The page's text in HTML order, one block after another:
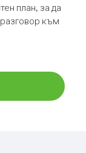
план, за да
към